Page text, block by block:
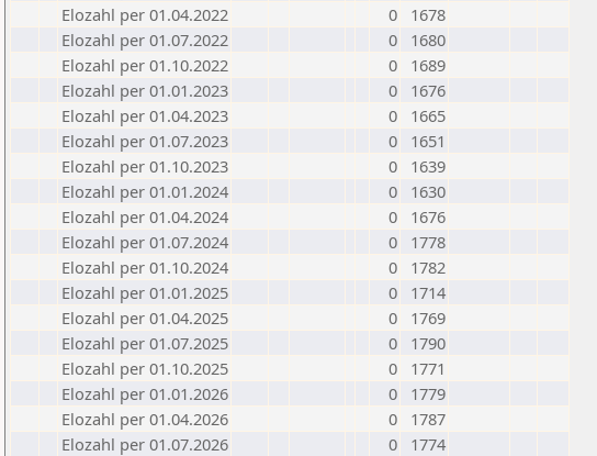
Elozahl per 01.04.2022
0
1678
Elozahl per 01.07.2022
0
1680
Elozahl per 01.10.2022
0
1689
Elozahl per 01.01.2023
0
1676
Elozahl per 01.04.2023
0
1665
Elozahl per 01.07.2023
0
1651
Elozahl per 01.10.2023
0
1639
Elozahl per 01.01.2024
0
1630
Elozahl per 01.04.2024
0
1676
Elozahl per 01.07.2024
0
1778
Elozahl per 01.10.2024
0
1782
Elozahl per 01.01.2025
0
1714
Elozahl per 01.04.2025
0
1769
Elozahl per 01.07.2025
0
1790
Elozahl per 01.10.2025
0
1771
Elozahl per 01.01.2026
0
1779
Elozahl per 01.04.2026
0
1787
Elozahl per 01.07.2026
0 1774